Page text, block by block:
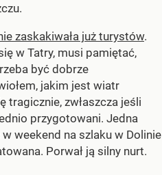
zaskakiwała już turystów.
w Tatry, musi pamiętać,
być dobrze
jakim jest wiatr
tragicznie, zwłaszcza jeśli
przygotowani. Jedna
weekend na szlaku w Dolinie
Porwał ją silny nurt.